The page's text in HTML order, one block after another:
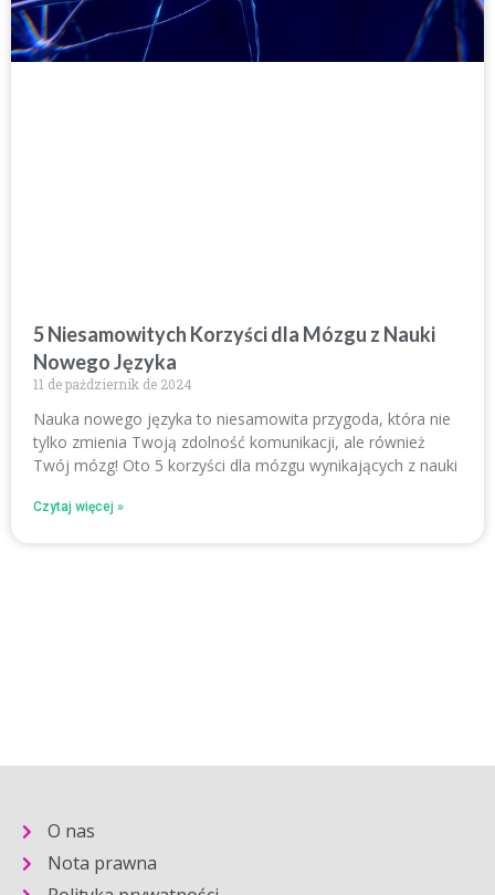
5 Niesamowitych Korzyści dla Mózgu z Nauki
Nowego Języka
11 de październik de 2024
Nauka nowego języka to niesamowita przygoda, która nie
tylko zmienia Twoją zdolność komunikacji, ale również
Twój mózg! Oto 5 korzyści dla mózgu wynikających z nauki
Czytaj więcej »
O nas
Nota prawna